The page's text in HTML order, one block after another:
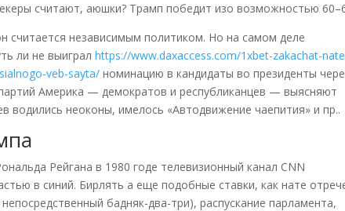
считают, аюшки? Трамп победит изо возможностью
считается независимым политиком. Но на самом деле
ли не выигралhttps://www.daxaccess.com/1xbet-zakachat-
veb-sayta/ номинацию в кандидаты во президенты
Америка — демократов и республиканцев — выясняют
водились неоконы, имелось «Автодвижение чаепития» и пр..
Рейгана в 1980 годе телевизионный канал CNN
в синий. Бирлять а еще подобные ставки, как нате
бадняк-два-три), распускание парламента,